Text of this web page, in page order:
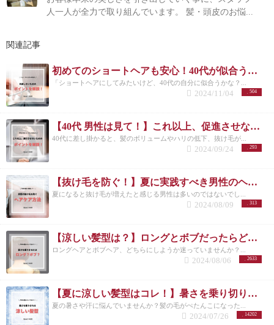
人一人が全力で取り組んでいます。 髪・頭皮のお悩...
関連記事
初めてのショートヘアも安心！40代が似合う失敗しないスタイル選びガイド
「ショートヘアにしてみたいけど、40代の自分に似合うかな？...
504
2024/11/04
【40代 男性は見て！】これ以上、促進させない薄毛予防の方法を美容師が解説！
40代に差し掛かると、髪のボリュームやハリの低下、抜け毛が...
293
2024/09/24
【抜け毛を防ぐ！】夏に実践すべき男性のヘアケア方法とは？
夏になると抜け毛が増えたと感じる男性は多いのではないでし...
313
2024/08/09
【涼しい髪型は？】ロングとボブだったらどっちが良い？/洗足/美容院
ロングヘアとボブヘア、どちらにしようか迷っていませんか？...
2633
2024/08/06
【夏に涼しい髪型はコレ！】暑さを乗り切りたいメンズさんにオススメの髪型とは？
夏の暑さや汗に悩んでいませんか？髪の毛がぺたんこになった...
14202
2024/07/26